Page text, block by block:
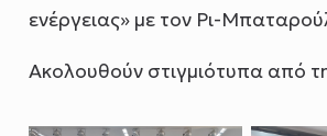
ενέργειας» με τον Ρι-
Ακολουθούν στιγμιότυπα από